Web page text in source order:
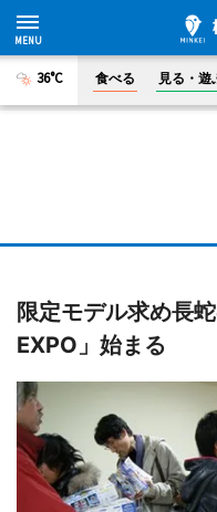
36°C 食べる 見る・遊
限定モデル求め長
EXPO」始まる